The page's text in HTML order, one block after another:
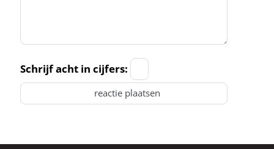
Schrijf acht in cijfers: